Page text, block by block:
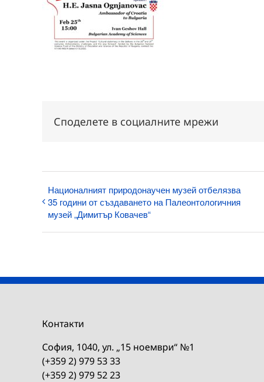
Споделете в социалните мрежи
Националният природонаучен музей отбелязва
35 години от създаването на Палеонтологичния
музей „Димитър Ковачев“
Контакти
София, 1040, ул. „15 ноември“ №1
(+359 2) 979 53 33
(+359 2) 979 52 23